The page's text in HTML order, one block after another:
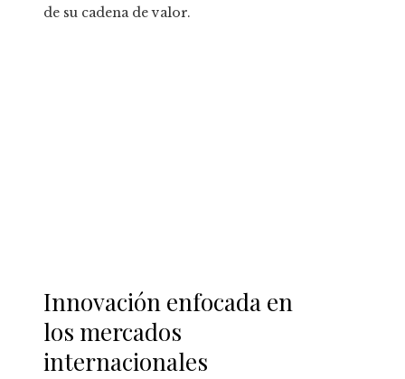
de su cadena de valor.
Innovación enfocada en
los mercados
internacionales